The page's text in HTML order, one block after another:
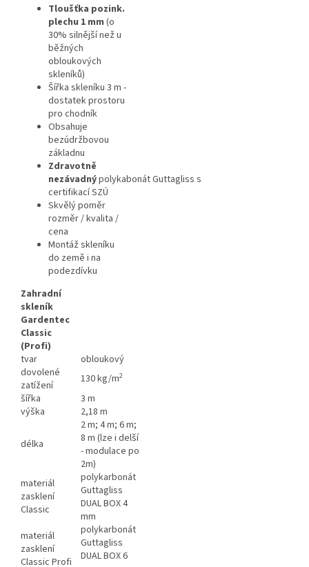
Tloušťka pozink.
plechu 1 mm (o
30% silnější než u
běžných
obloukových
skleníků)
Šířka skleníku 3 m -
dostatek prostoru
pro chodník
Obsahuje
bezúdržbovou
základnu
Zdravotně
nezávadnýpolykabonát Guttagliss s
certifikací SZÚ
Skvělý poměr
rozměr / kvalita /
cena
Montáž skleníku
do země i na
podezdívku
Zahradní
skleník
Gardentec
Classic
(Profi)
tvar
obloukový
dovolené
zatížení
130 kg/m2
šířka
3 m
výška
2,18 m
délka
2 m; 4 m; 6 m;
8 m (lze i delší
- modulace po
2m)
materiál
zasklení
Classic
polykarbonát
Guttagliss
DUAL BOX 4
mm
materiál
zasklení
Classic Profi
polykarbonát
Guttagliss
DUAL BOX 6